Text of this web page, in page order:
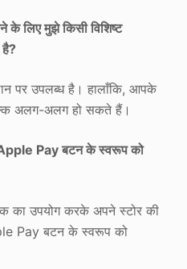
लिए मुझे किसी विशिष्ट
पर उपलब्ध है। हालाँकि, आपके
अलग-अलग हो सकते हैं।
Pay बटन के स्वरूप को
का उपयोग करके अपने स्टोर की
Pay बटन के स्वरूप को